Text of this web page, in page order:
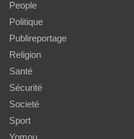
People
Politique
Publireportage
Religion
Santé
Sécurité
Societé
Sport